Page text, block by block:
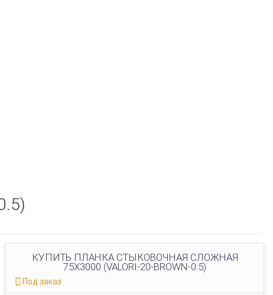
КУПИТЬ ПЛАНКА СТЫКОВОЧНАЯ СЛОЖНАЯ
75Х3000 (VALORI-20-BROWN-0.5)
Под заказ